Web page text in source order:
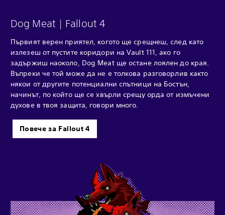
Dog Meat | Fallout 4
Първият верен приятел, когото ще срещнеш, след като
излезеш от пустите коридори на Vault 111, ако го
задържиш наоколо, Dog Meat ще остане лоялен до края.
Въпреки че той може да не е толкова разговорлив както
някои от другите потенциални спътници на Бостън,
начинът, по който ще се хвърли срещу орда от измъчени
духове в твоя защита, говори много.
Повече за Fallout 4